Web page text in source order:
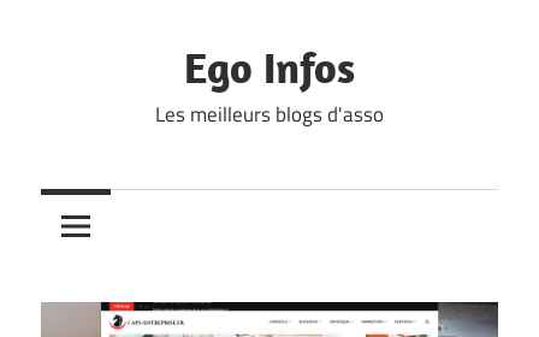
Ego Infos
Les meilleurs blogs d'asso